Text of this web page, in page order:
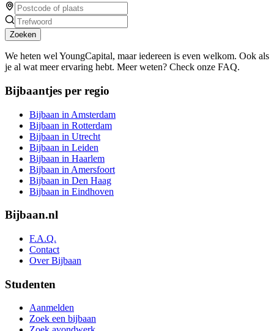
Zoeken
We heten wel YoungCapital, maar iedereen is even welkom. Ook als
je al wat meer ervaring hebt. Meer weten? Check onze FAQ.
Bijbaantjes per regio
Bijbaan in Amsterdam
Bijbaan in Rotterdam
Bijbaan in Utrecht
Bijbaan in Leiden
Bijbaan in Haarlem
Bijbaan in Amersfoort
Bijbaan in Den Haag
Bijbaan in Eindhoven
Bijbaan.nl
F.A.Q.
Contact
Over Bijbaan
Studenten
Aanmelden
Zoek een bijbaan